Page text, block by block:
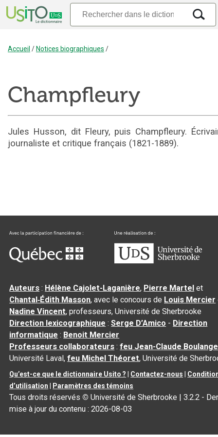
Accueil /Notices biographiques /
Champfleury
Jules Husson, dit Fleury, puis Champfleury.
journaliste et critique français (1821-1889).
Auteurs : Hélène Cajolet-Laganière, Pierre Martel et
Chantal‑Édith Masson, avec le concours de Louis Mercier
Nadine Vincent, professeurs, Université de Sherbrooke
Direction lexicographique :Serge D’Amico - Direction
informatique : Benoit Mercier
Professeurs collaborateurs :feu Jean-Claude
Université Laval,feu Michel Théoret, Université de
Qu’est-ce que le dictionnaire Usito ? Contactez-nous
d’utilisation
Paramètres des témoins
Tous droits réservés © Université de Sherbrooke |3.2.2 -
mise à jour du contenu :2026-08-03